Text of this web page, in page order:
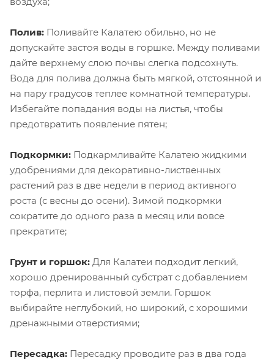
Полив: Поливайте Калатею обильно, но не
допускайте застоя воды в горшке. Между поливами
дайте верхнему слою почвы слегка подсохнуть.
Вода для полива должна быть мягкой, отстоянной и
на пару градусов теплее комнатной температуры.
Избегайте попадания воды на листья, чтобы
предотвратить появление пятен;
Подкормки: Подкармливайте Калатею жидкими
удобрениями для декоративно-лиственных
растений раз в две недели в период активного
роста (с весны до осени). Зимой подкормки
сократите до одного раза в месяц или вовсе
прекратите;
Грунт и горшок: Для Калатеи подходит легкий,
хорошо дренированный субстрат с добавлением
торфа, перлита и листовой земли. Горшок
выбирайте неглубокий, но широкий, с хорошими
дренажными отверстиями;
Пересадка: Пересадку проводите раз в два года